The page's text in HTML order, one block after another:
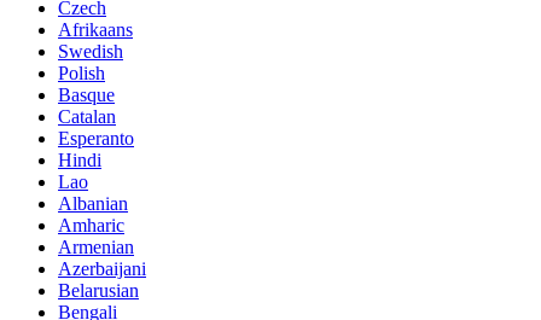
Czech
Afrikaans
Swedish
Polish
Basque
Catalan
Esperanto
Hindi
Lao
Albanian
Amharic
Armenian
Azerbaijani
Belarusian
Bengali